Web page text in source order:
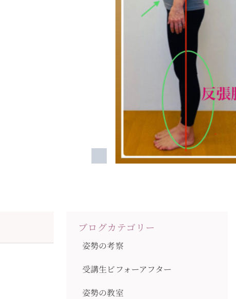
ブログカテゴリー
姿勢の考察
受講生ビフォーアフター
姿勢の教室